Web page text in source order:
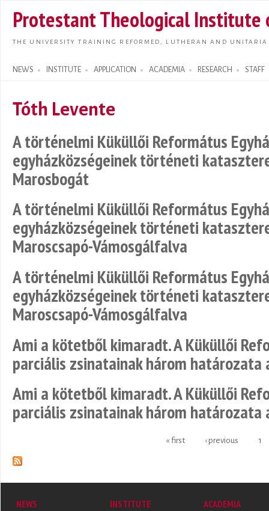
main
Protestant Theological Institute
THE UNIVERSITY TRAINING REFORMED, LUTHERAN AND
NEWS INSTITUTE APPLICATION ACADEMIA RESEARCH STAFF
Search form
Tóth Levente
A történelmi Küküllői Református
egyházközségeinek történeti
Marosbogát
A történelmi Küküllői Református
egyházközségeinek történeti
Maroscsapó-Vámosgálfalva
A történelmi Küküllői Református
egyházközségeinek történeti
Maroscsapó-Vámosgálfalva
Ami a kötetből kimaradt. A Küküllői
parciális zsinatainak három határozata
Ami a kötetből kimaradt. A Küküllői
parciális zsinatainak három határozata
« first ‹ previous 1
NEWS
INSTITUTE
ACADEMIA